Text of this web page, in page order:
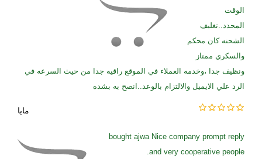
الوقت
المحدد..تغليف
الشحنه كان محكم
والسكري ممتاز
ونظيف جدا ،وخدمه العملاء في الموقع راقيه جدا من حيث السرعه في
الرد علي الايميل والالتزام بالوعد..انصح به بشده
مايا
bought ajwa Nice company prompt reply
and very cooperative people.